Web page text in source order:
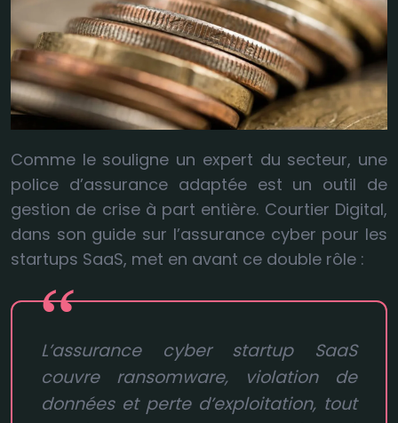
Comme le souligne un expert du secteur, une
police d’assurance adaptée est un outil de
gestion de crise à part entière. Courtier Digital,
dans son guide sur l’assurance cyber pour les
startups SaaS, met en avant ce double rôle :
L’assurance cyber startup SaaS
couvre ransomware, violation de
données et perte d’exploitation, tout